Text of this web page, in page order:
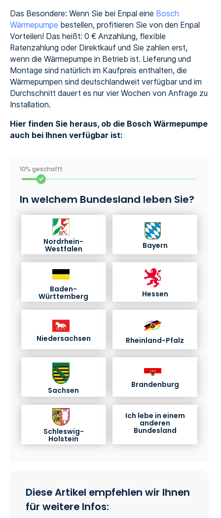
Das Besondere: Wenn Sie bei Enpal eine Bosch
Wärmepumpe bestellen, profitieren Sie von den Enpal
Vorteilen! Das heißt: 0 € Anzahlung, flexible
Ratenzahlung oder Direktkauf und Sie zahlen erst,
wenn die Wärmepumpe in Betrieb ist. Lieferung und
Montage sind natürlich im Kaufpreis enthalten, die
Wärmepumpen sind deutschlandweit verfügbar und im
Durchschnitt dauert es nur vier Wochen von Anfrage zu
Installation.
Hier finden Sie heraus, ob die Bosch Wärmepumpe
auch bei Ihnen verfügbar ist:
10% geschafft
In welchem Bundesland leben Sie?
Nordrhein-
Westfalen Bayern
Baden-
Württemberg Hessen
Niedersachsen Rheinland-Pfalz
Sachsen
Brandenburg
Schleswig-
Holstein
Ich lebe in einem
anderen
Bundesland
Diese Artikel empfehlen wir Ihnen
für weitere Infos: